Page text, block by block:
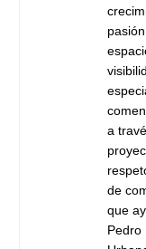
a
de
que
Pedro